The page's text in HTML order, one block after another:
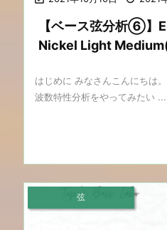
【ベース弦分析⑥】
Nickel Light
はじめに みなさんこんにちは
波数特性分析をやってみたい ...
弦